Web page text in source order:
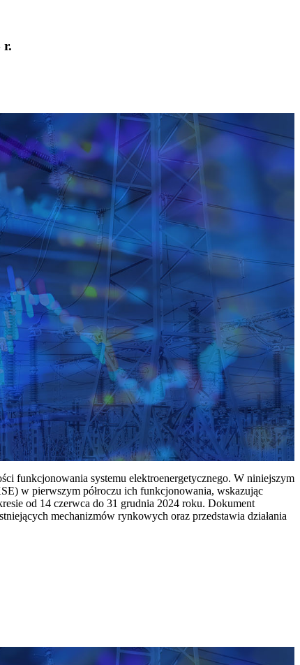
r.
funkcjonowania systemu elektroenergetycznego. W niniejszym
w pierwszym półroczu ich funkcjonowania, wskazując
od 14 czerwca do 31 grudnia 2024 roku. Dokument
mechanizmów rynkowych oraz przedstawia działania